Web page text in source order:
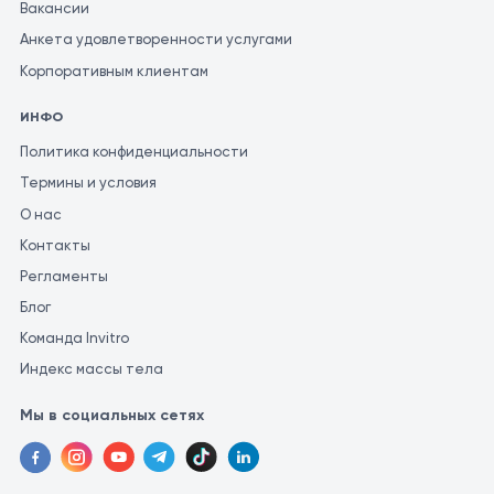
Вакансии
Анкета удовлетворенности услугами
Корпоративным клиентам
ИНФО
Политика конфиденциальности
Термины и условия
О нас
Контакты
Регламенты
Блог
Команда Invitro
Индекс массы тела
Мы в социальных сетях